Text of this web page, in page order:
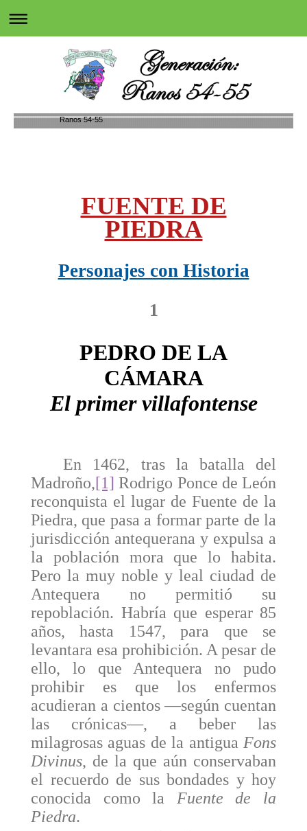
Ranos 54-55
FUENTE DE
PIEDRA
Personajes con Historia
1
PEDRO DE LA
CÁMARA
El primer villafontense
En 1462, tras la batalla del
Madroño,[1] Rodrigo Ponce de León
reconquista el lugar de Fuente de la
Piedra, que pasa a formar parte de la
jurisdicción antequerana y expulsa a
la población mora que lo habita.
Pero la muy noble y leal ciudad de
Antequera no permitió su
repoblación. Habría que esperar 85
años, hasta 1547, para que se
levantara esa prohibición. A pesar de
ello, lo que Antequera no pudo
prohibir es que los enfermos
acudieran a cientos —según cuentan
las crónicas—, a beber las
milagrosas aguas de la antigua Fons
Divinus, de la que aún conservaban
el recuerdo de sus bondades y hoy
conocida como la Fuente de la
Piedra.